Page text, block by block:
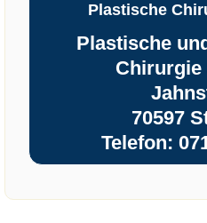
Plastische
Plastische
70597
Telefon: